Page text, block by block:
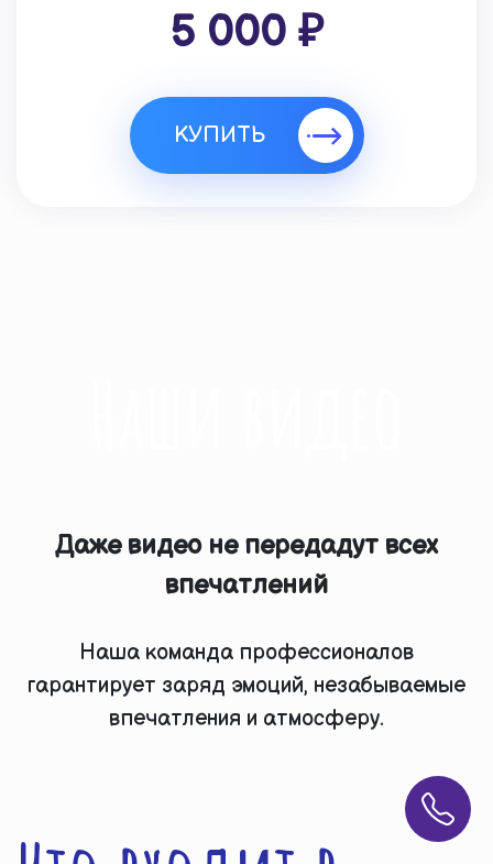
5 000 ₽
КУПИТЬ
Даже видео не передадут всех
впечатлений
Наша команда профессионалов
гарантирует заряд эмоций, незабываемые
впечатления и атмосферу.